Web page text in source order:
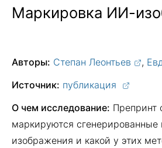
Маркировка ИИ-
Авторы: Степан Леонтьев ,
Источник: публикация
О чем исследование: Препринт
маркируются сгенерированные
изображения и какой у этих